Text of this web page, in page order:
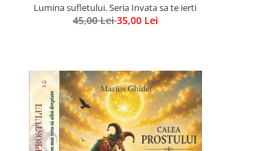
Lumina sufletului. Seria Invata sa te ierti
45,00 Lei35,00 Lei